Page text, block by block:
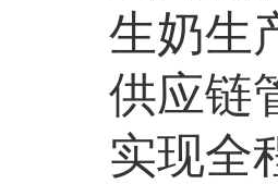
生奶生
供应链
实现全